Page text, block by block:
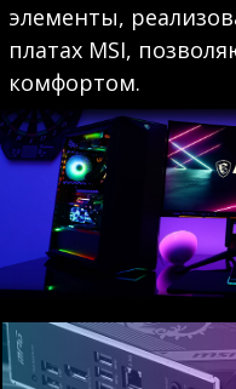
элементы,
платах MSI,
комфортом.